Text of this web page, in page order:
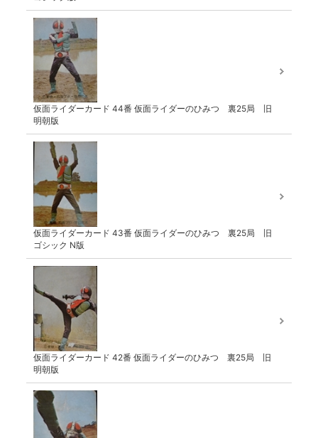
仮面ライダーカード 44番 仮面ライダーのひみつ 裏25局 旧
明朝版
仮面ライダーカード 43番 仮面ライダーのひみつ 裏25局 旧
ゴシック N版
仮面ライダーカード 42番 仮面ライダーのひみつ 裏25局 旧
明朝版